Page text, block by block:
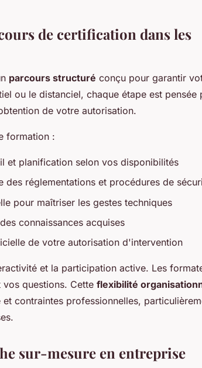
de certification dans les
parcours structuré conçu pour garantir
ou le distanciel, chaque étape est pensée
de votre autorisation.
formation :
et planification selon vos disponibilités
des réglementations et procédures de
pour maîtriser les gestes techniques
connaissances acquises
de votre autorisation d'intervention
et la participation active. Les
questions. Cette flexibilité
contraintes professionnelles,
sur-mesure en entreprise